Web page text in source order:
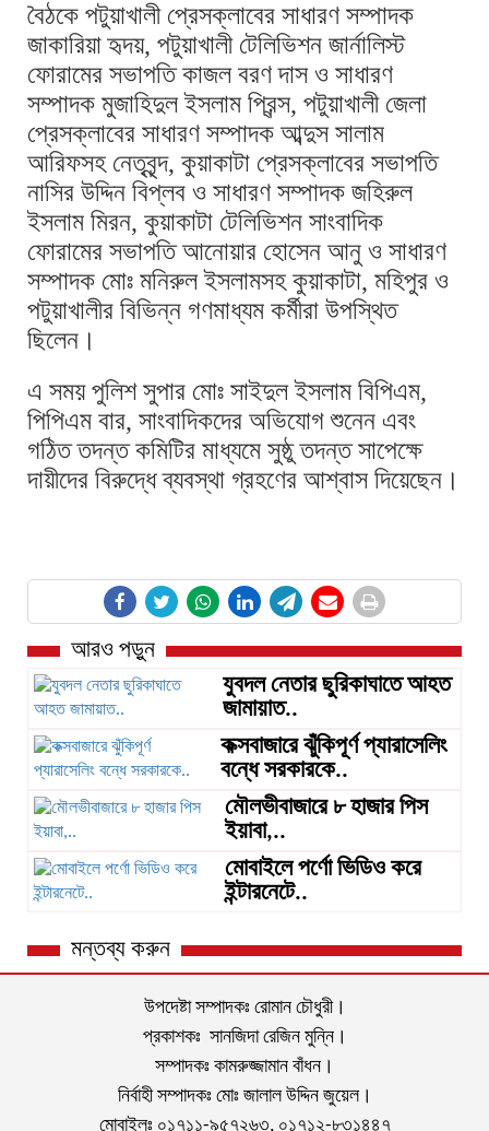
বৈঠকে পটুয়াখালী প্রেসক্লাবের সাধারণ সম্পাদক
জাকারিয়া হৃদয়, পটুয়াখালী টেলিভিশন জার্নালিস্ট
ফোরামের সভাপতি কাজল বরণ দাস ও সাধারণ
সম্পাদক মুজাহিদুল ইসলাম প্রিন্স, পটুয়াখালী জেলা
প্রেসক্লাবের সাধারণ সম্পাদক আব্দুস সালাম
আরিফসহ নেতৃবৃন্দ, কুয়াকাটা প্রেসক্লাবের সভাপতি
নাসির উদ্দিন বিপ্লব ও সাধারণ সম্পাদক জহিরুল
ইসলাম মিরন, কুয়াকাটা টেলিভিশন সাংবাদিক
ফোরামের সভাপতি আনোয়ার হোসেন আনু ও সাধারণ
সম্পাদক মোঃ মনিরুল ইসলামসহ কুয়াকাটা, মহিপুর ও
পটুয়াখালীর বিভিন্ন গণমাধ্যম কর্মীরা উপস্থিত
ছিলেন।
এ সময় পুলিশ সুপার মোঃ সাইদুল ইসলাম বিপিএম,
পিপিএম বার, সাংবাদিকদের অভিযোগ শুনেন এবং
গঠিত তদন্ত কমিটির মাধ্যমে সুষ্ঠু তদন্ত সাপেক্ষে
দায়ীদের বিরুদ্ধে ব্যবস্থা গ্রহণের আশ্বাস দিয়েছেন।
আরও পড়ুন
যুবদল নেতার ছুরিকাঘাতে আহত
জামায়াত..
কক্সবাজারে ঝুঁকিপূর্ণ প্যারাসেলিং
বন্ধে সরকারকে..
মৌলভীবাজারে ৮ হাজার পিস
ইয়াবা,..
মোবাইলে পর্ণো ভিডিও করে
ইন্টারনেটে..
মন্তব্য করুন
উপদেষ্টা সম্পাদকঃ রোমান চৌধুরী।
প্রকাশকঃ সানজিদা রেজিন মুন্নি।
সম্পাদকঃ কামরুজ্জামান বাঁধন।
নির্বাহী সম্পাদকঃ মোঃ জালাল উদ্দিন জুয়েল।
মোবাইলঃ ০১৭১১-৯৫৭২৬৩, ০১৭১২-৮৩১৪৪৭